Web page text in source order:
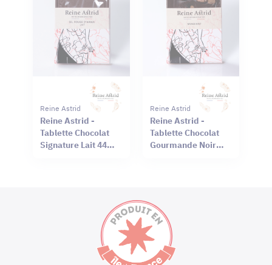
Reine Astrid
Reine Astrid -
Tablette Chocolat
Signature Lait 44%
Reine Astrid
Reine Astrid -
Tablette Chocolat
Gourmande Noir